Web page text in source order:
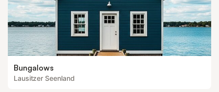
Bungalows
Lausitzer Seenland